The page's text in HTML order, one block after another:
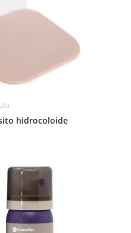
hidrocoloide